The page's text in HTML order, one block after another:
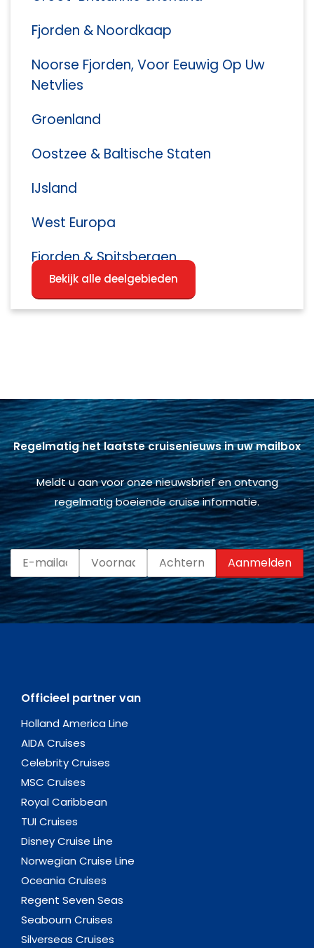
Fjorden & Noordkaap
Noorse Fjorden, Voor Eeuwig Op Uw
Netvlies
Groenland
Oostzee & Baltische Staten
IJsland
West Europa
Fjorden & Spitsbergen
Bekijk alle deelgebieden
Regelmatig het laatste cruisenieuws in uw mailbox
Meldt u aan voor onze nieuwsbrief en ontvang
regelmatig boeiende cruise informatie.
Officieel partner van
Holland America Line
AIDA Cruises
Celebrity Cruises
MSC Cruises
Royal Caribbean
TUI Cruises
Disney Cruise Line
Norwegian Cruise Line
Oceania Cruises
Regent Seven Seas
Seabourn Cruises
Silverseas Cruises